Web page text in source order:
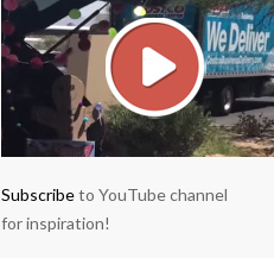
Subscribeto YouTube channel
for inspiration!